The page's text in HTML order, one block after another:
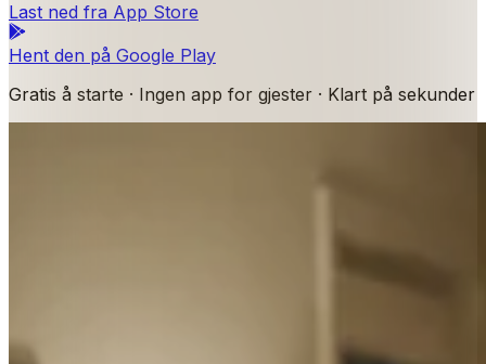
Last ned fra App Store
Hent den på Google Play
Gratis å starte · Ingen app for gjester · Klart på sekunder